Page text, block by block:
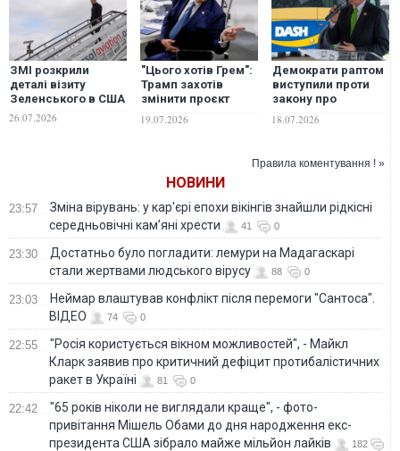
ЗМІ розкрили
деталі візиту
Зеленського в США
26.07.2026
"Цього хотів Грем":
Трамп захотів
змінити проєкт
санкцій" проти РФ
19.07.2026
Демократи раптом
виступили проти
закону про
для Росії
18.07.2026
Правила коментування ! »
НОВИНИ
23:57
Зміна вірувань: у кар'єрі епохи вікінгів знайшли рідкісні
середньовічні кам’яні хрести
41 0
23:30
Достатньо було погладити: лемури на Мадагаскарі
стали жертвами людського вірусу
88 0
23:03
Неймар влаштував конфлікт після перемоги "Сантоса".
ВІДЕО
74 0
22:55
"Росія користується вікном можливостей", - Майкл
Кларк заявив про критичний дефіцит протибалістичних
ракет в Україні
81 0
22:42
"65 років ніколи не виглядали краще", - фото-
привітання Мішель Обами до дня народження екс-
президента США зібрало майже мільйон лайків
182